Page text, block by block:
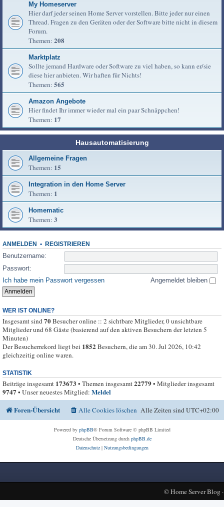
My Homeserver
Hier darf jeder seinen Home Server vorstellen. Bitte jeder nur einen
Thread. Fragen zu den Geräten oder der Software bitte nicht in diesem
Forum.
Themen: 208
Marktplatz
Sollte jemand Hardware oder Software zu viel haben, so kann er/sie
diese hier anbieten. Wir haften für Nichts!
Themen: 565
Amazon Angebote
Hier findet Ihr immer wieder mal ein paar Schnäppchen!
Themen: 17
Hausautomatisierung
Allgemeine Fragen
Themen: 15
Integration in den Home Server
Themen: 1
Homematic
Themen: 3
ANMELDEN • REGISTRIEREN
Benutzername:
Passwort:
Ich habe mein Passwort vergessen
Angemeldet bleiben
WER IST ONLINE?
Insgesamt sind70Besucher online :: 2 sichtbare Mitglieder, 0 unsichtbare
Mitglieder und 68 Gäste (basierend auf den aktiven Besuchern der letzten 5
Minuten)
Der Besucherrekord liegt bei 1852Besuchern, die am 30. Jul 2026, 10:42
gleichzeitig online waren.
STATISTIK
Beiträge insgesamt 173673 • Themen insgesamt22779• Mitglieder insgesamt
9747• Unser neuestes Mitglied: Meldel
Foren-Übersicht
Alle Zeiten sindUTC+02:00
Alle Cookies löschen
Powered by phpBB® Forum Software © phpBB Limited
Deutsche Übersetzung durch phpBB.de
Datenschutz| Nutzungsbedingungen
©Home Server Blog